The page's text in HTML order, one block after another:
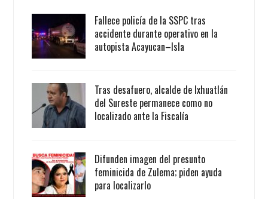
Fallece policía de la SSPC tras
accidente durante operativo en la
autopista Acayucan–Isla
Tras desafuero, alcalde de Ixhuatlán
del Sureste permanece como no
localizado ante la Fiscalía
Difunden imagen del presunto
feminicida de Zulema; piden ayuda
para localizarlo